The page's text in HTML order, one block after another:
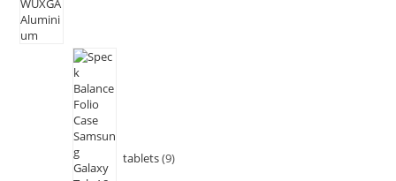
tablets 9